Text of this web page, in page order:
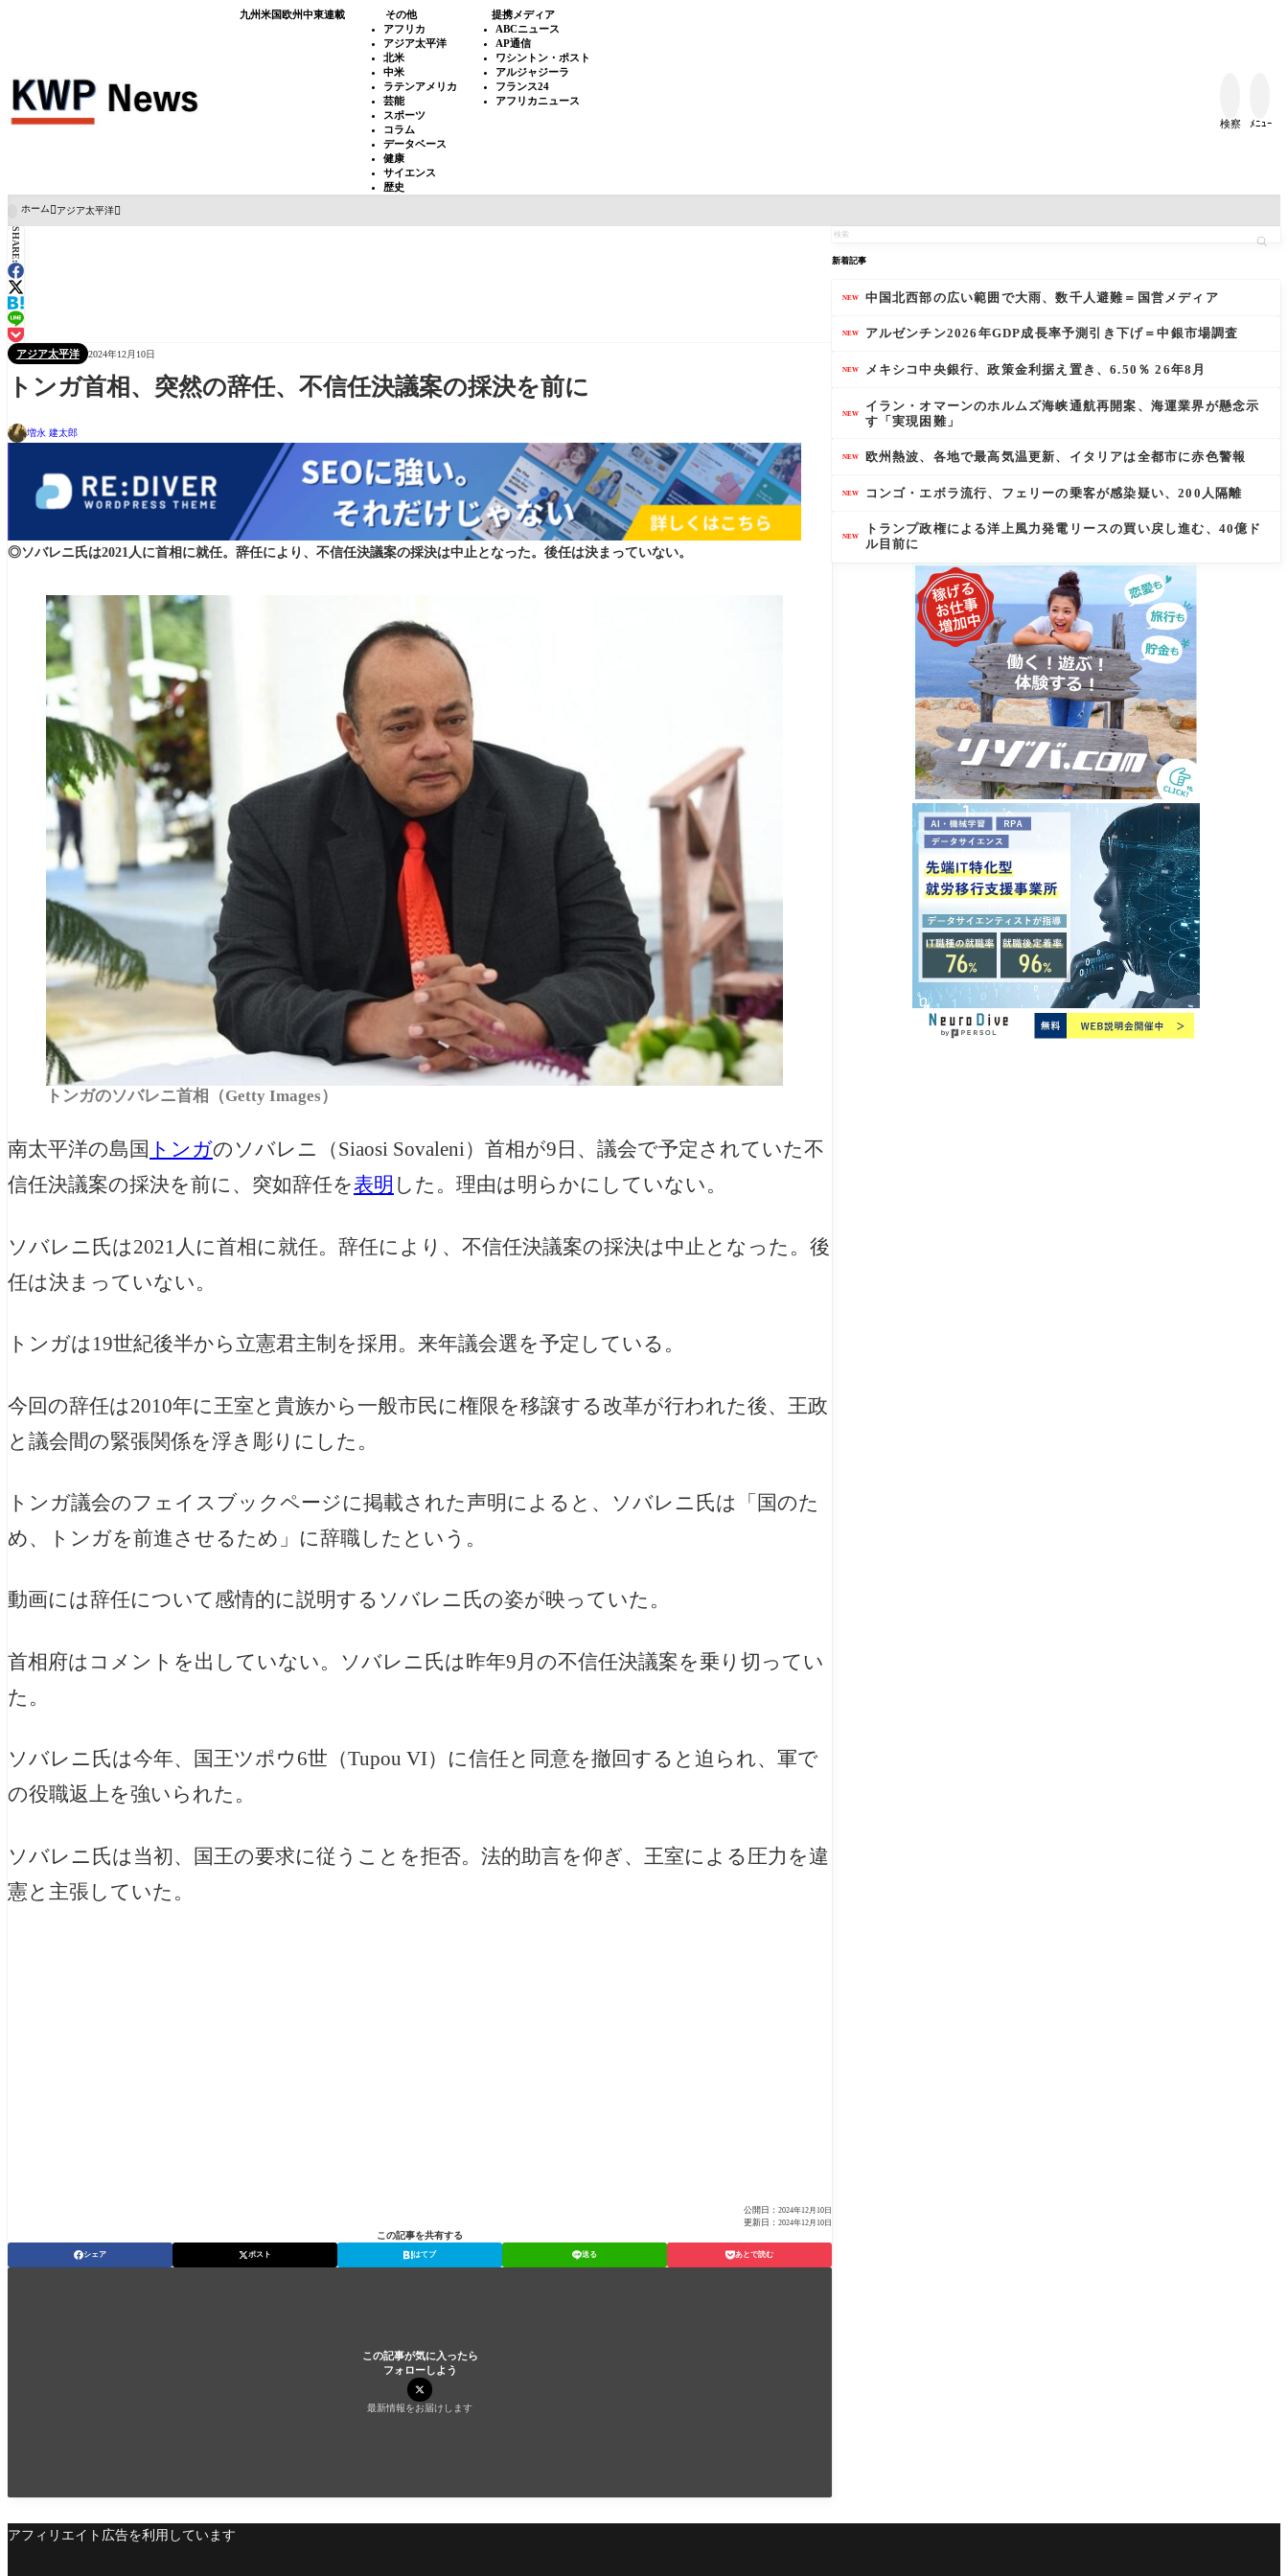
九州米国欧州中東連載
その他
アフリカ
アジア太平洋
北米
中米
ラテンアメリカ
芸能
スポーツ
コラム
データベース
健康
サイエンス
歴史
提携メディア
ABCニュース
AP通信
ワシントン・ポスト
アルジャジーラ
フランス24
アフリカニュース
検察 ﾒﾆｭｰ
ホーム アジア太平洋
SHARE:
アジア太平洋 2024年12月10日
トンガ首相、突然の辞任、不信任決議案の採決を前に
増永 建太郎
◎ソバレニ氏は2021人に首相に就任。辞任により、不信任決議案の採決は中止となった。後任は決まっていない。
トンガのソバレニ首相（Getty Images）
南太平洋の島国 トンガのソバレニ（Siaosi Sovaleni）首相が9日、議会で予定されていた不
信任決議案の採決を前に、突如辞任を表明 した。理由は明らかにしていない。
ソバレニ氏は2021人に首相に就任。辞任により、不信任決議案の採決は中止となった。後
任は決まっていない。
トンガは19世紀後半から立憲君主制を採用。来年議会選を予定している。
今回の辞任は2010年に王室と貴族から一般市民に権限を移譲する改革が行われた後、王政
と議会間の緊張関係を浮き彫りにした。
トンガ議会のフェイスブックページに掲載された声明によると、ソバレニ氏は「国のた
め、トンガを前進させるため」に辞職したという。
動画には辞任について感情的に説明するソバレニ氏の姿が映っていた。
首相府はコメントを出していない。ソバレニ氏は昨年9月の不信任決議案を乗り切ってい
た。
ソバレニ氏は今年、国王ツポウ6世（Tupou VI）に信任と同意を撤回すると迫られ、軍で
の役職返上を強いられた。
ソバレニ氏は当初、国王の要求に従うことを拒否。法的助言を仰ぎ、王室による圧力を違
憲と主張していた。
公開日： 2024年12月10日
更新日： 2024年12月10日
この記事を共有する
シェア ポスト はてブ 送る あとで読む
この記事が気に入ったら
フォローしよう
最新情報をお届けします
新着記事
NEW 中国北西部の広い範囲で大雨、数千人避難＝国営メディア
NEW アルゼンチン2026年GDP成長率予測引き下げ＝中銀市場調査
NEW メキシコ中央銀行、政策金利据え置き、6.50％ 26年8月
NEW
イラン・オマーンのホルムズ海峡通航再開案、海運業界が懸念示
す「実現困難」
NEW 欧州熱波、各地で最高気温更新、イタリアは全都市に赤色警報
NEW コンゴ・エボラ流行、フェリーの乗客が感染疑い、200人隔離
NEW
トランプ政権による洋上風力発電リースの買い戻し進む、40億ド
ル目前に
アフィリエイト広告を利用しています